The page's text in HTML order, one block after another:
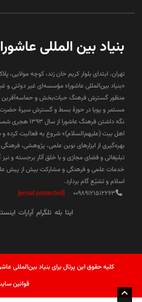
بنیاد بین المللی
تهران، ابتدای بلوار کریم خان زند، کوچه مولایی،
«بنیاد بین‌المللی عاشورا» مؤسسه‌ای غیر دولتی و
منظور گسترش فرهنگ حیات‌بخش و حماسه‌آفرین
مستمر و پویا در حوزۀ بسط و گسترش سیرۀ
نگه داشتن فرهنگ
اهل بیت (علیهم‌السلام)» شروع به فعالیت کرده و
بهره‌گیری از ابزارهای نوین علمی، پژوهشی،
تبلیغاتی و فضای مجازی و با خلق آثار برجسته و
خدمات علمی و فرهنگی و مشارکت بیش از پیش
اسلام و تشیّع گام بردارد.
00989121512263
[email protected]
ایتا بله تلگرام آپارات
کلیه حقوق این پرتال برای بنیاد بین‌المللی
قوانین